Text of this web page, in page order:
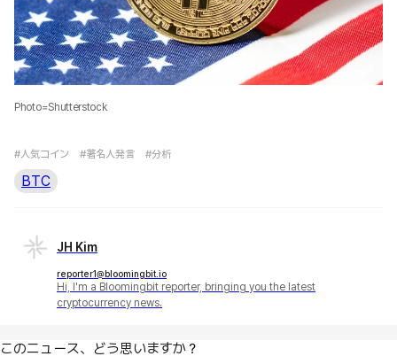
Photo=Shutterstock
#人気コイン #著名人発言 #分析
BTC
JH Kim
reporter1@bloomingbit.io
Hi, I'm a Bloomingbit reporter, bringing you the latest
cryptocurrency news.
このニュース、どう思いますか？